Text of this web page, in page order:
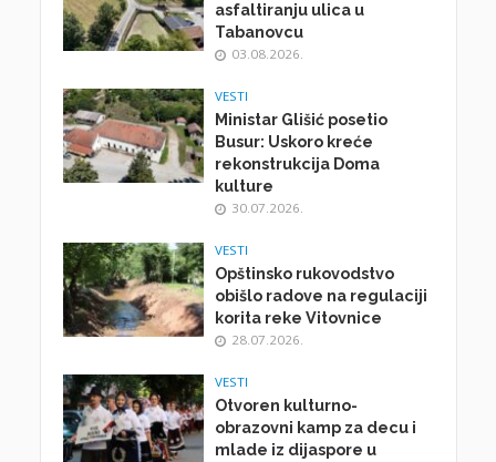
asfaltiranju ulica u
Tabanovcu
03.08.2026.
VESTI
Ministar Glišić posetio
Busur: Uskoro kreće
rekonstrukcija Doma
kulture
30.07.2026.
VESTI
Opštinsko rukovodstvo
obišlo radove na regulaciji
korita reke Vitovnice
28.07.2026.
VESTI
Otvoren kulturno-
obrazovni kamp za decu i
mlade iz dijaspore u